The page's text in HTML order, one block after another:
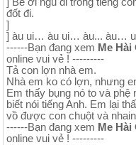
đốt đi.
]
] àu ui… àu ui… àu... àu…
------Bạn đang xem Me Hài
online vui vẻ ! ---------
Tả con lợn nhà em.
Nhà em ko có lợn, nhưng
Em thấy bụng nó to và
biết nói tiếng Anh. Em lại
vồ được con chuột và
------Bạn đang xem Me Hài
online vui vẻ ! ---------